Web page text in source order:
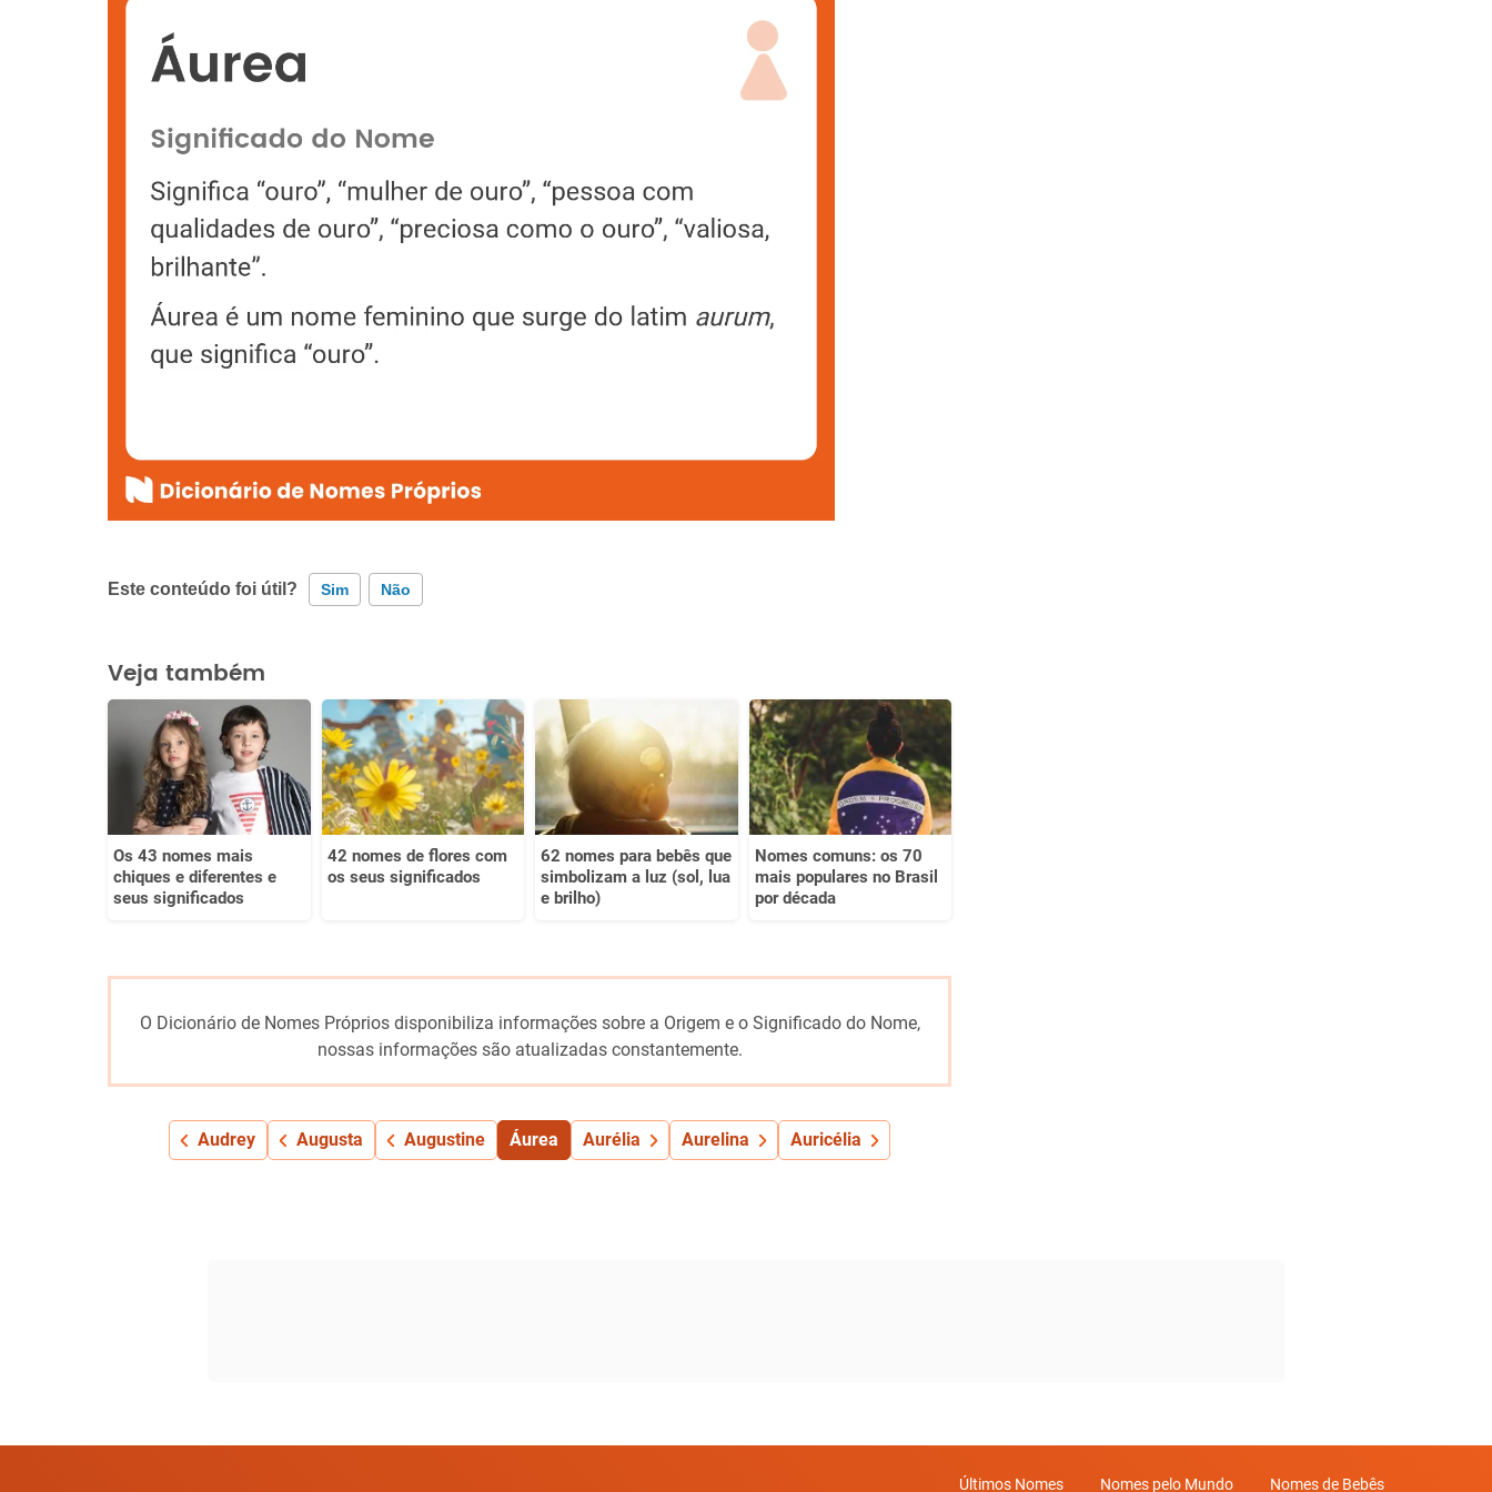
Este conteúdo foi útil? Sim Não
Este conteúdo contém informação incorreta
Este conteúdo não tem a informação que procuro
Outro
Veja também
Os 43 nomes mais
chiques e diferentes e
seus significados
42 nomes de flores com
os seus significados
62 nomes para bebês que
simbolizam a luz (sol, lua
e brilho)
Nomes comuns: os 70
mais populares no Brasil
por década
O Dicionário de Nomes Próprios disponibiliza informações sobre a Origem e o Significado do Nome,
nossas informações são atualizadas constantemente.
Audrey Augusta Augustine Áurea Aurélia Aurelina Auricélia
Últimos Nomes Nomes pelo Mundo Nomes de Bebês